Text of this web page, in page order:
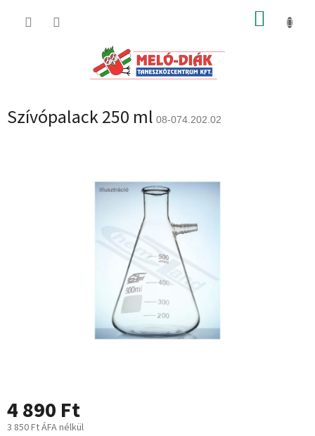
KOSÁR
Szívópalack 250 ml 08-074.202.02
4 890 Ft
3 850 Ft ÁFA nélkül